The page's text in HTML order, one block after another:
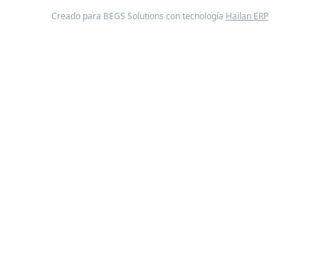
Creado para BEGS Solutions con tecnología Hailan ERP